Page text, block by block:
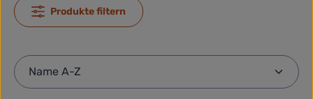
Produkte filtern